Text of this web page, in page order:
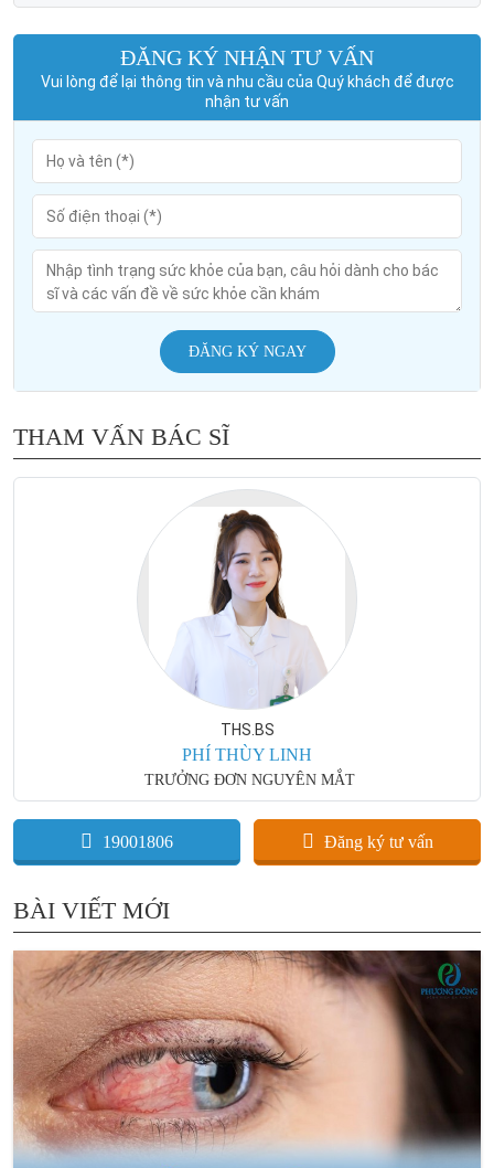
ĐĂNG KÝ NHẬN TƯ VẤN
Vui lòng để lại thông tin và nhu cầu của Quý khách để được
nhận tư vấn
ĐĂNG KÝ NGAY
THAM VẤN BÁC SĨ
THS.BS
PHÍ THÙY LINH
TRƯỞNG ĐƠN NGUYÊN MẮT
19001806 Đăng ký tư vấn
BÀI VIẾT MỚI